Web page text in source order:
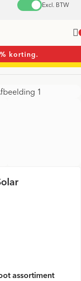
Excl. BTW
korting.
assortiment